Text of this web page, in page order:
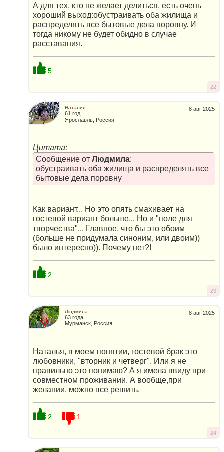
А для тех, кто не желает делиться, есть очень
хороший выход:обустраивать оба жилища и
распределять все бытовые дела поровну. И
тогда никому не будет обидно в случае
расставания.
5
22
8 авг 2025
Наталия
61 год
Ярославль, Россия
Цитата:
Сообщение от Людмила:
обустраивать оба жилища и распределять все
бытовые дела поровну
Как вариант... Но это опять смахивает на
гостевой вариант больше... Но и "поле для
творчества"... Главное, что бы это обоим
(больше не придумала синоним, или двоим))
было интересно)). Почему нет?!
2
23
8 авг 2025
Людмила
63 года
Мурманск, Россия
Наталья, в моем понятии, гостевой брак это
любовники, "вторник и четверг". Или я не
правильно это понимаю? А я имела ввиду при
совместном проживании. А вообще,при
желании, можно все решить.
2 1
24